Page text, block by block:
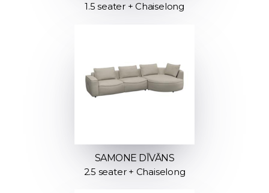
1.5 seater + Chaiselong
SAMONE DĪVĀNS
2.5 seater + Chaiselong